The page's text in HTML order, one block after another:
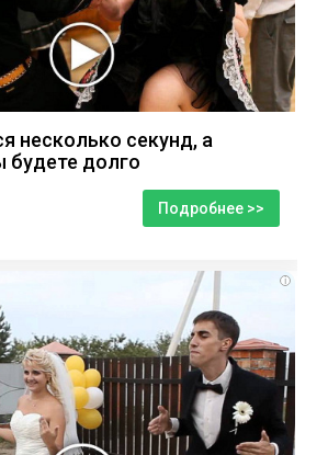
несколько секунд, а
будете долго
Подробнее >>
i